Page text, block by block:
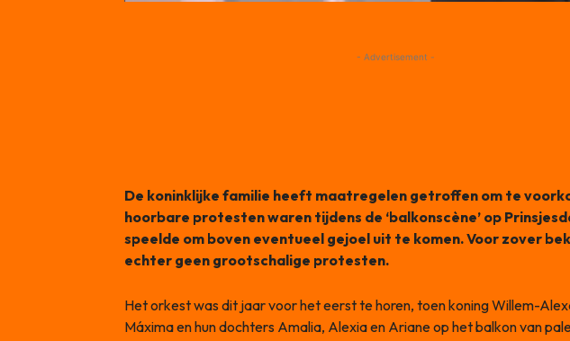
- Advertisement -
De koninklijke familie heeft maatregelen getroffen om te
hoorbare protesten waren tijdens de ‘balkonscène’ op
speelde om boven eventueel gejoel uit te komen. Voor zover
echter geen grootschalige protesten.
Het orkest was dit jaar voor het eerst te horen, toen koning Willem-
Máxima en hun dochters Amalia, Alexia en Ariane op het balkon van